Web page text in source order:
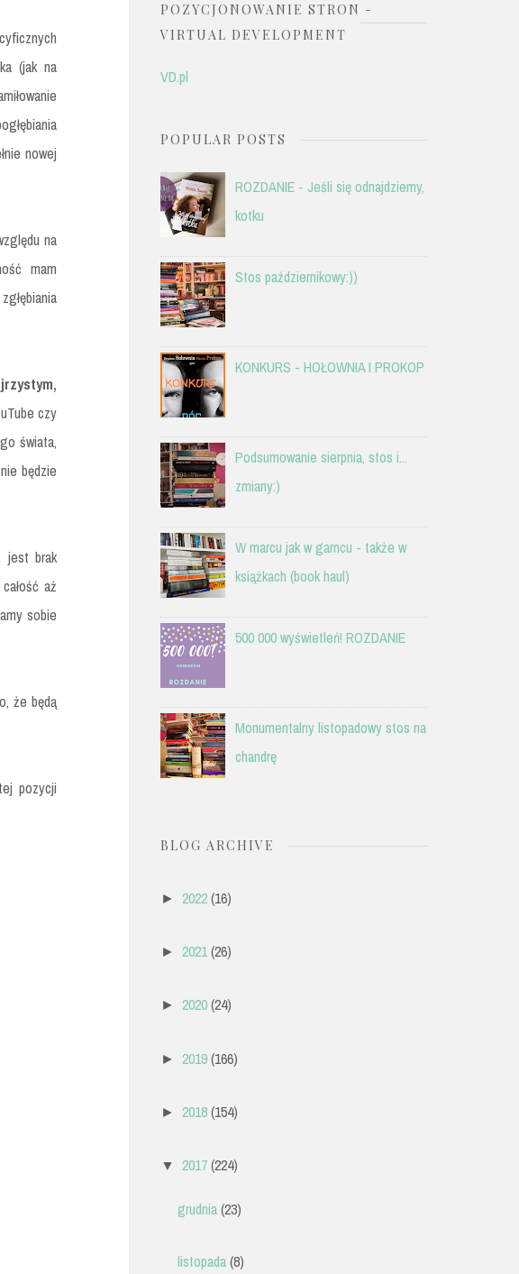
(jak na
nowej
na
mam
czy
świata,
będzie
jest brak
aż
sobie
że będą
pozycji
POZYCJONOWANIE STRON -
VIRTUAL DEVELOPMENT
VD.pl
POPULAR POSTS
ROZDANIE - Jeśli się odnajdziemy,
kotku
Stos październikowy:))
KONKURS - HOŁOWNIA I PROKOP
Podsumowanie sierpnia, stos i...
zmiany:)
W marcu jak w garncu - także w
książkach (book haul)
500 000 wyświetleń! ROZDANIE
Monumentalny listopadowy stos na
chandrę
BLOG ARCHIVE
► 2022 (16)
► 2021 (26)
► 2020 (24)
► 2019 (166)
► 2018 (154)
▼ 2017 (224)
grudnia(23)
listopada(8)